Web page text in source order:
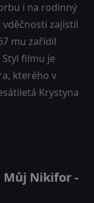
i na rodinný
vděčnosti zajistil
mu zařídil
filmu je
kterého v
Krystyna
Můj Nikifor -